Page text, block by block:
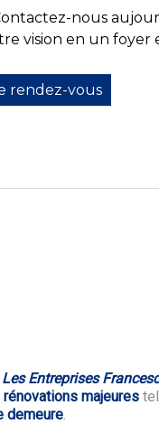
nous
vision en un foyer
rendez-vous
Les Entreprises
rénovations majeures
demeure